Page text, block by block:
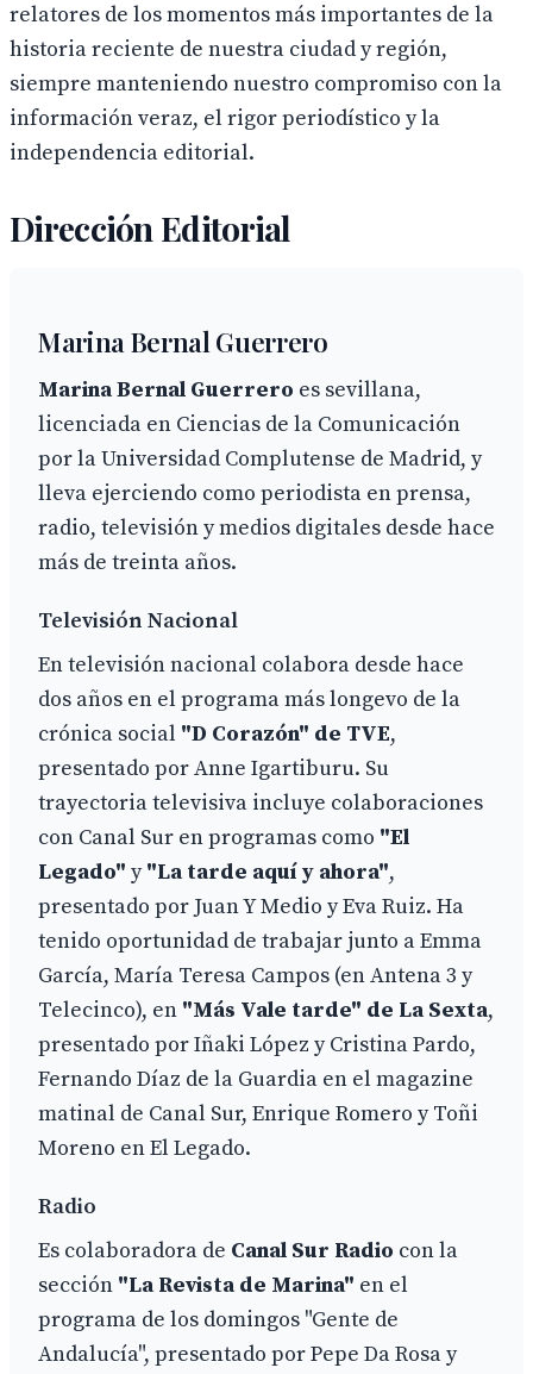
relatores de los momentos más importantes de la
historia reciente de nuestra ciudad y región,
siempre manteniendo nuestro compromiso con la
información veraz, el rigor periodístico y la
independencia editorial.
Dirección Editorial
Marina Bernal Guerrero
Marina Bernal Guerrero es sevillana,
licenciada en Ciencias de la Comunicación
por la Universidad Complutense de Madrid, y
lleva ejerciendo como periodista en prensa,
radio, televisión y medios digitales desde hace
más de treinta años.
Televisión Nacional
En televisión nacional colabora desde hace
dos años en el programa más longevo de la
crónica social "D Corazón" de TVE,
presentado por Anne Igartiburu. Su
trayectoria televisiva incluye colaboraciones
con Canal Sur en programas como "El
Legado" y"La tarde aquí y ahora",
presentado por Juan Y Medio y Eva Ruiz. Ha
tenido oportunidad de trabajar junto a Emma
García, María Teresa Campos (en Antena 3 y
Telecinco), en "Más Vale tarde" de La Sexta,
presentado por Iñaki López y Cristina Pardo,
Fernando Díaz de la Guardia en el magazine
matinal de Canal Sur, Enrique Romero y Toñi
Moreno en El Legado.
Radio
Es colaboradora de Canal Sur Radio con la
sección "La Revista de Marina" en el
programa de los domingos "Gente de
Andalucía", presentado por Pepe Da Rosa y